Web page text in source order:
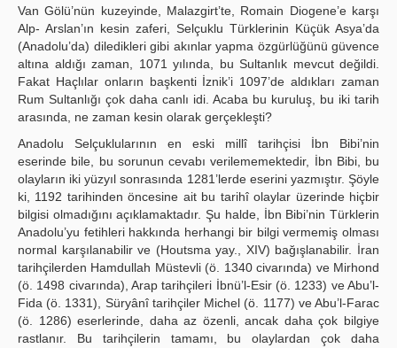
Van Gölü’nün kuzeyinde, Malazgirt’te, Romain Diogene’e karşı
Alp- Arslan’ın kesin zaferi, Selçuklu Türklerinin Küçük Asya’da
(Anadolu’da) diledikleri gibi akınlar yapma özgürlüğünü güvence
altına aldığı zaman, 1071 yılında, bu Sultanlık mevcut değildi.
Fakat Haçlılar onların başkenti İznik’i 1097’de aldıkları zaman
Rum Sultanlığı çok daha canlı idi. Acaba bu kuruluş, bu iki tarih
arasında, ne zaman kesin olarak gerçekleşti?
Anadolu Selçuklularının en eski millî tarihçisi İbn Bibi’nin
eserinde bile, bu sorunun cevabı verilememektedir, İbn Bibi, bu
olayların iki yüzyıl sonrasında 1281’lerde eserini yazmıştır. Şöyle
ki, 1192 tarihinden öncesine ait bu tarihî olaylar üzerinde hiçbir
bilgisi olmadığını açıklamaktadır. Şu halde, İbn Bibi’nin Türklerin
Anadolu’yu fetihleri hakkında herhangi bir bilgi vermemiş olması
normal karşılanabilir ve (Houtsma yay., XIV) bağışlanabilir. İran
tarihçilerden Hamdullah Müstevli (ö. 1340 civarında) ve Mirhond
(ö. 1498 civarında), Arap tarihçileri İbnü’l-Esir (ö. 1233) ve Abu’l-
Fida (ö. 1331), Süryânî tarihçiler Michel (ö. 1177) ve Abu’l-Farac
(ö. 1286) eserlerinde, daha az özenli, ancak daha çok bilgiye
rastlanır. Bu tarihçilerin tamamı, bu olaylardan çok daha